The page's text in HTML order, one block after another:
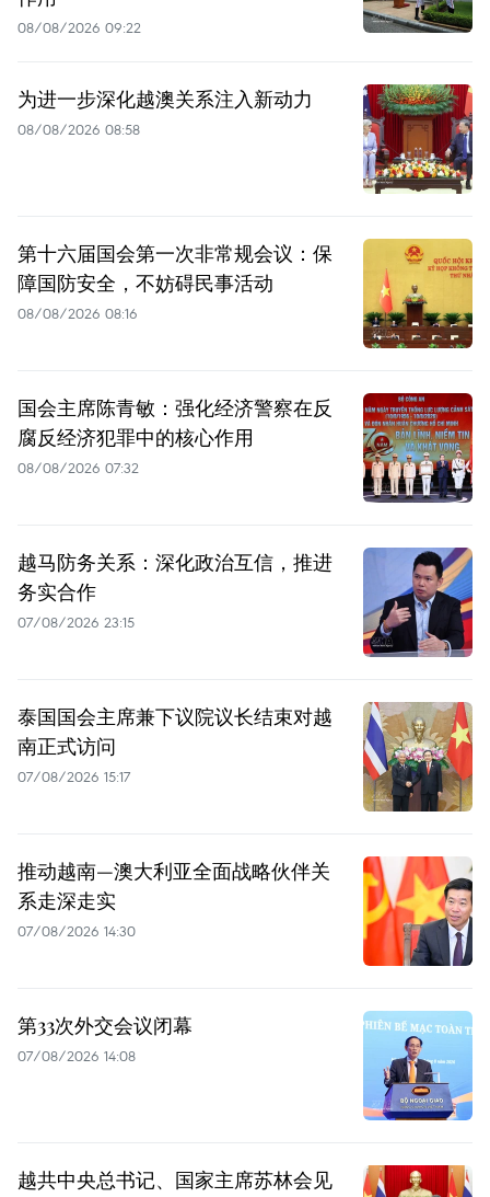
08/08/2026 09:22
为进一步深化越澳关系注入新动力
08/08/2026 08:58
第十六届国会第一次非常规会议：保
障国防安全，不妨碍民事活动
08/08/2026 08:16
国会主席陈青敏：强化经济警察在反
腐反经济犯罪中的核心作用
08/08/2026 07:32
越马防务关系：深化政治互信，推进
务实合作
07/08/2026 23:15
泰国国会主席兼下议院议长结束对越
南正式访问
07/08/2026 15:17
推动越南—澳大利亚全面战略伙伴关
系走深走实
07/08/2026 14:30
第33次外交会议闭幕
07/08/2026 14:08
越共中央总书记、国家主席苏林会见